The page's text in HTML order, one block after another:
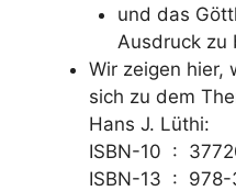
und das
Ausdruck zu
Wir zeigen hier,
sich zu dem
Hans J. Lüthi:
ISBN-10 ‏ : ‎
ISBN-13 ‏ : ‎ 978-